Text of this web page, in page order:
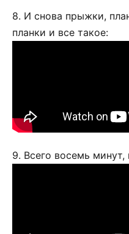
8. И снова прыжки,
планки и все такое:
9. Всего восемь